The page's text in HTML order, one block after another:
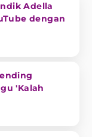
Adella
dengan
'Kalah